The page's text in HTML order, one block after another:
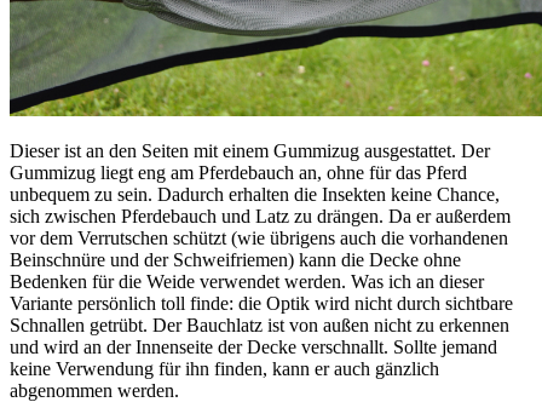
Dieser ist an den Seiten mit einem Gummizug ausgestattet. Der
Gummizug liegt eng am Pferdebauch an, ohne für das Pferd
unbequem zu sein. Dadurch erhalten die Insekten keine Chance,
sich zwischen Pferdebauch und Latz zu drängen. Da er außerdem
vor dem Verrutschen schützt (wie übrigens auch die vorhandenen
Beinschnüre und der Schweifriemen) kann die Decke ohne
Bedenken für die Weide verwendet werden. Was ich an dieser
Variante persönlich toll finde: die Optik wird nicht durch sichtbare
Schnallen getrübt. Der Bauchlatz ist von außen nicht zu erkennen
und wird an der Innenseite der Decke verschnallt. Sollte jemand
keine Verwendung für ihn finden, kann er auch gänzlich
abgenommen werden.